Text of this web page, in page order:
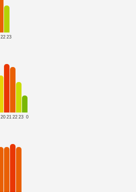
22 23
20 21 22 23 0